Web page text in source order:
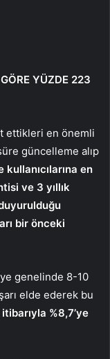
YÜZDE 223
ettikleri en önemli
güncelleme alıp
en
ve 3 yıllık
bir önceki
genelinde 8-10
elde ederek bu
%8,7’ye